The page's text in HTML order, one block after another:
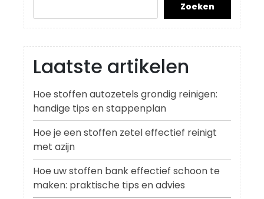
Zoeken
Laatste artikelen
Hoe stoffen autozetels grondig reinigen:
handige tips en stappenplan
Hoe je een stoffen zetel effectief reinigt
met azijn
Hoe uw stoffen bank effectief schoon te
maken: praktische tips en advies